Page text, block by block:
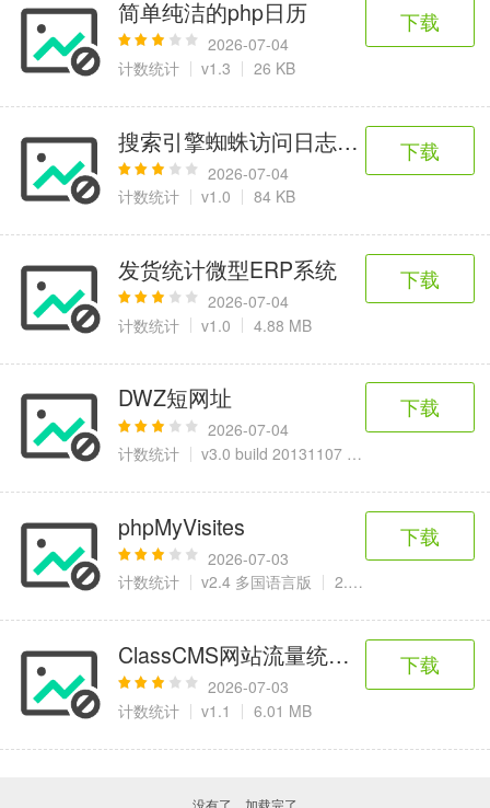
简单纯洁的php日历
2026-07-04
计数统计
v1.3 26 KB
下载
搜索引擎蜘蛛访问日志查看器(php)
2026-07-04
计数统计
v1.0 84 KB
下载
发货统计微型ERP系统
2026-07-04
计数统计
v1.0 4.88 MB
下载
DWZ短网址
2026-07-04
计数统计
v3.0 build 20131107 运营版
下载
phpMyVisites
2026-07-03
计数统计
v2.4 多国语言版 2.16 MB
下载
ClassCMS网站流量统计系统
2026-07-03
计数统计
v1.1 6.01 MB
下载
没有了，加载完了